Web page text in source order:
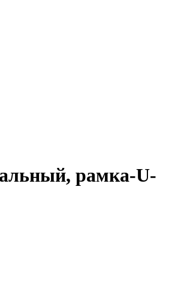
рамка-U-